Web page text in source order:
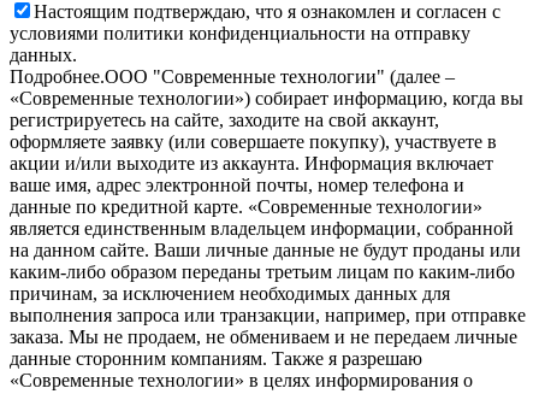
Настоящим подтверждаю, что я ознакомлен и согласен с
условиями политики конфиденциальности на отправку
данных.
Подробнее.OOO "Современные технологии" (далее –
«Современные технологии») собирает информацию, когда вы
регистрируетесь на сайте, заходите на свой аккаунт,
оформляете заявку (или совершаете покупку), участвуете в
акции и/или выходите из аккаунта. Информация включает
ваше имя, адрес электронной почты, номер телефона и
данные по кредитной карте. «Современные технологии»
является единственным владельцем информации, собранной
на данном сайте. Ваши личные данные не будут проданы или
каким-либо образом переданы третьим лицам по каким-либо
причинам, за исключением необходимых данных для
выполнения запроса или транзакции, например, при отправке
заказа. Мы не продаем, не обмениваем и не передаем личные
данные сторонним компаниям. Также я разрешаю
«Современные технологии» в целях информирования о